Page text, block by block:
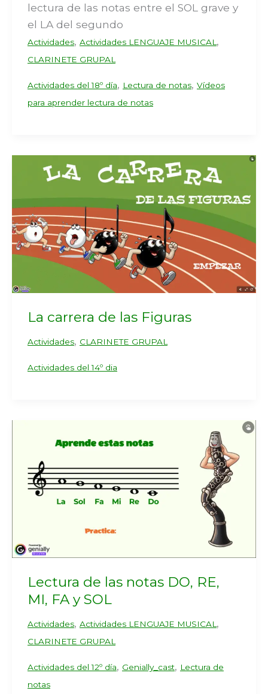
lectura de las notas entre el SOL grave y
el LA del segundo
Actividades, Actividades LENGUAJE MUSICAL ,
CLARINETE GRUPAL
Actividades del 18º día, Lectura de notas, Vídeos
para aprender lectura de notas
La carrera de las Figuras
Actividades, CLARINETE GRUPAL
Actividades del 14º dia
Lectura de las notas DO, RE,
MI, FA y SOL
Actividades, Actividades LENGUAJE MUSICAL,
CLARINETE GRUPAL
Actividades del 12º día, Genially_cast, Lectura de
notas